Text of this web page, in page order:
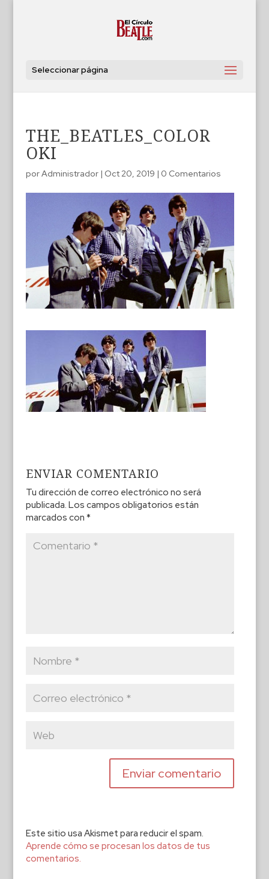
Seleccionar página
THE_BEATLES_COLOR
OKI
porAdministrador| Oct 20, 2019 | 0 Comentarios
ENVIAR COMENTARIO
Tu dirección de correo electrónico no será
publicada. Los campos obligatorios están
marcados con *
Este sitio usa Akismet para reducir el spam.
Aprende cómo se procesan los datos de tus
comentarios.